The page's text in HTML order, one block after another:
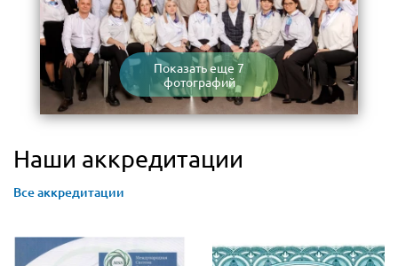
Показать еще 7
фотографий
Наши аккредитации
Все аккредитации